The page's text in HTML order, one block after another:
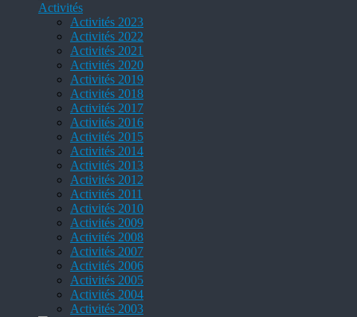
Activités
Activités 2023
Activités 2022
Activités 2021
Activités 2020
Activités 2019
Activités 2018
Activités 2017
Activités 2016
Activités 2015
Activités 2014
Activités 2013
Activités 2012
Activités 2011
Activités 2010
Activités 2009
Activités 2008
Activités 2007
Activités 2006
Activités 2005
Activités 2004
Activités 2003